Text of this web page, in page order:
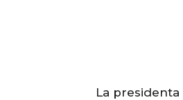
La presidenta